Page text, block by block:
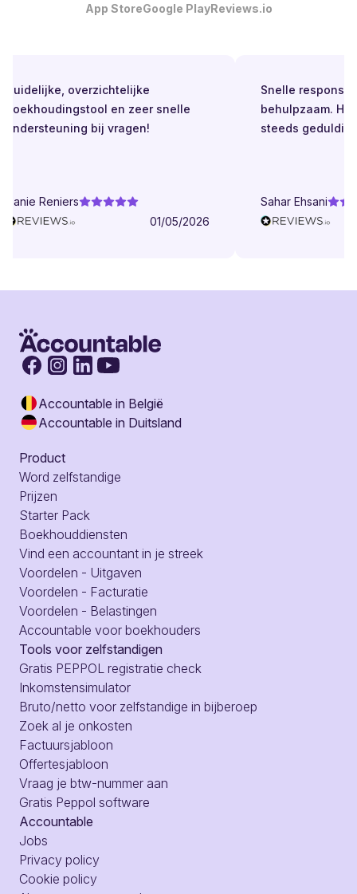
App StoreGoogle PlayReviews.io
overzichtelijke
en zeer snelle
bij vragen!
Reniers
01/05/2026
Snelle respons.
behulpzaam.
steeds geduldig.
Sahar Ehsani
Accountable in België
Accountable in Duitsland
Product
Word zelfstandige
Prijzen
Starter Pack
Boekhouddiensten
Vind een accountant in je streek
Voordelen - Uitgaven
Voordelen - Facturatie
Voordelen - Belastingen
Accountable voor boekhouders
Tools voor zelfstandigen
Gratis PEPPOL registratie check
Inkomstensimulator
Bruto/netto voor zelfstandige in bijberoep
Zoek al je onkosten
Factuursjabloon
Offertesjabloon
Vraag je btw-nummer aan
Gratis Peppol software
Accountable
Jobs
Privacy policy
Cookie policy